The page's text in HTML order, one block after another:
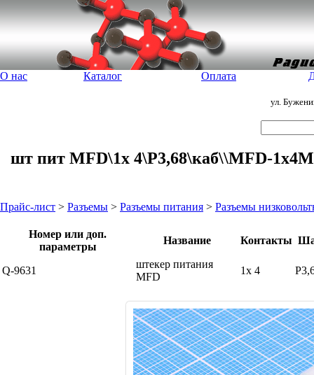
О нас Каталог Оплата
ул.
шт пит MFD\1x 4\P3,68\каб\\MFD-
Прайс-лист > Разъемы > Разъемы питания > Разъемы
Номер или доп.
параметры
Название Контакты
Q-9631
штекер питания
MFD
1x 4